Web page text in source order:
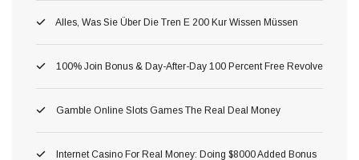
Alles, Was Sie Über Die Tren E 200 Kur Wissen Müssen
100% Join Bonus & Day-After-Day 100 Percent Free Revolves
Gamble Online Slots Games The Real Deal Money
Internet Casino For Real Money: Doing $8000 Added Bonus